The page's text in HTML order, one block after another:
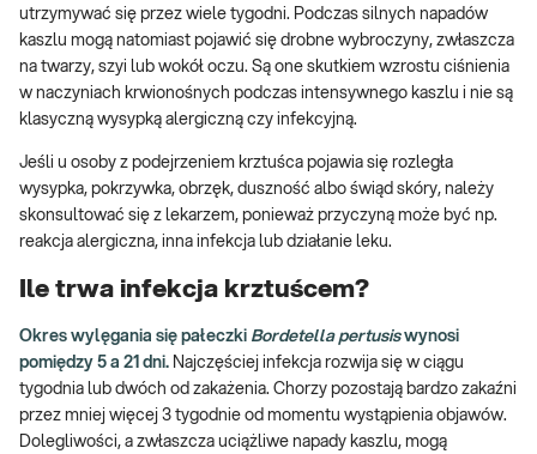
utrzymywać się przez wiele tygodni. Podczas silnych napadów
kaszlu mogą natomiast pojawić się drobne wybroczyny, zwłaszcza
na twarzy, szyi lub wokół oczu. Są one skutkiem wzrostu ciśnienia
w naczyniach krwionośnych podczas intensywnego kaszlu i nie są
klasyczną wysypką alergiczną czy infekcyjną.
Jeśli u osoby z podejrzeniem krztuśca pojawia się rozległa
wysypka, pokrzywka, obrzęk, duszność albo świąd skóry, należy
skonsultować się z lekarzem, ponieważ przyczyną może być np.
reakcja alergiczna, inna infekcja lub działanie leku.
Ile trwa infekcja krztuścem?
Okres wylęgania się pałeczki Bordetella pertusiswynosi
pomiędzy 5 a 21 dni. Najczęściej infekcja rozwija się w ciągu
tygodnia lub dwóch od zakażenia. Chorzy pozostają bardzo zakaźni
przez mniej więcej 3 tygodnie od momentu wystąpienia objawów.
Dolegliwości, a zwłaszcza uciążliwe napady kaszlu, mogą